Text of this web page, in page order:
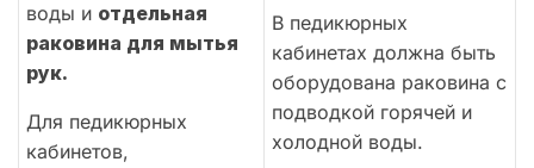
воды и отдельная
раковина для мытья
рук.
Для педикюрных
кабинетов,
В педикюрных
кабинетах должна быть
оборудована раковина с
подводкой горячей и
холодной воды.